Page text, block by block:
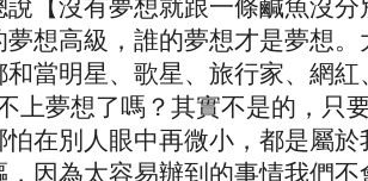
說【沒有夢想就跟一條鹹魚沒
夢想高級，誰的夢想才是夢想
和當明星、歌星、旅行家、網
上夢想了嗎？其實不是的，只
怕在別人眼中再微小，都是屬
，因為太容易辦到的事情我們